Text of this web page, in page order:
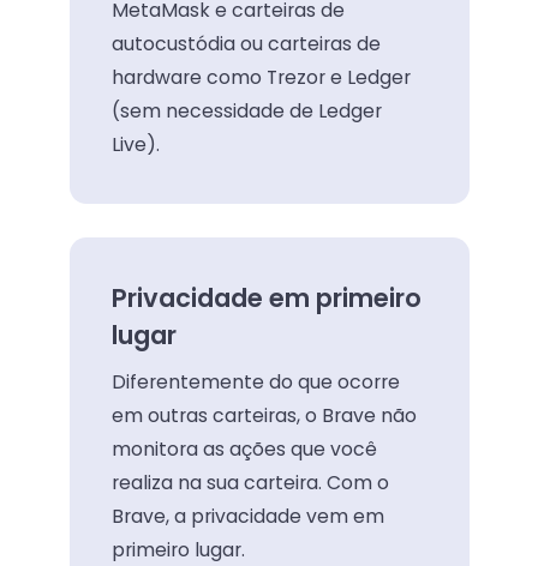
MetaMask e carteiras de
autocustódia ou carteiras de
hardware como Trezor e Ledger
(sem necessidade de Ledger
Live).
Privacidade em primeiro
lugar
Diferentemente do que ocorre
em outras carteiras, o Brave não
monitora as ações que você
realiza na sua carteira. Com o
Brave, a privacidade vem em
primeiro lugar.